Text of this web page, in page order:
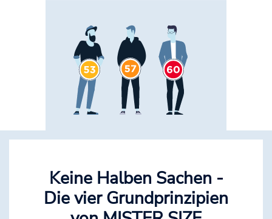
Keine Halben Sachen -
Die vier Grundprinzipien